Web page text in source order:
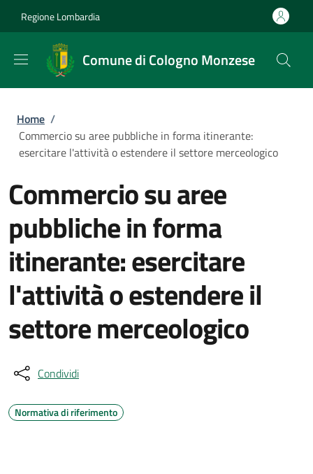
Regione Lombardia
Comune di Cologno Monzese
Briciole di pane
Home /
Commercio su aree pubbliche in forma itinerante:
esercitare l'attività o estendere il settore merceologico
Commercio su aree
pubbliche in forma
itinerante: esercitare
l'attività o estendere il
settore merceologico
Condividi
Normativa di riferimento